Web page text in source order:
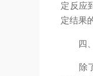
定反应
定结果
四、
除了